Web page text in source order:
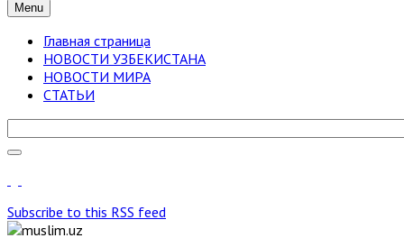
Menu
Главная страница
НОВОСТИ УЗБЕКИСТАНА
НОВОСТИ МИРА
СТАТЬИ
Subscribe to this RSS feed